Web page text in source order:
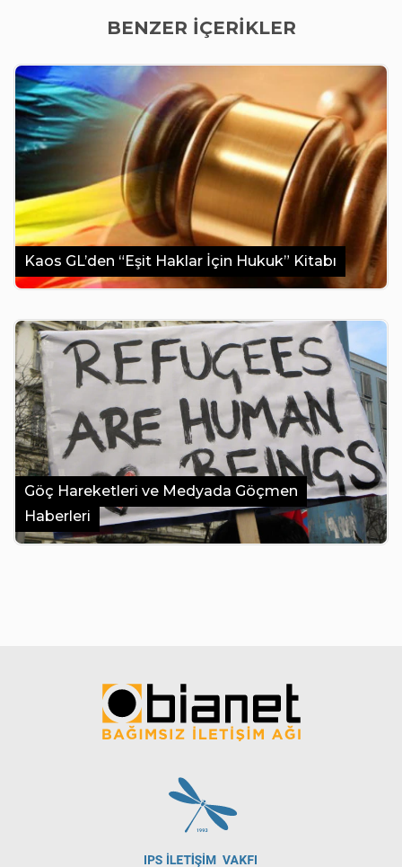
BENZER İÇERİKLER
Kaos GL’den “Eşit Haklar İçin Hukuk” Kitabı
Göç Hareketleri ve Medyada Göçmen
Haberleri